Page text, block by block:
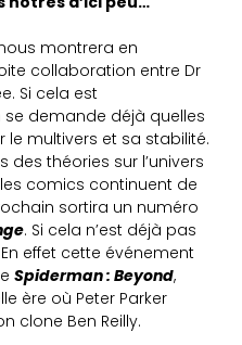
montrera en
collaboration entre Dr
Si cela est
demande déjà quelles
multivers et sa stabilité.
théories sur l’univers
comics continuent de
sortira un numéro
. Si cela n’est déjà pas
effet cette événement
Spiderman : Beyond,
ère où Peter Parker
clone Ben Reilly.